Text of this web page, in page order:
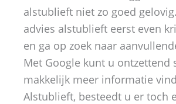
alstublieft niet zo goed
advies alstublieft eerst even
en ga op zoek naar
Met Google kunt u ontzettend
makkelijk meer informatie
Alstublieft, besteedt u er toch